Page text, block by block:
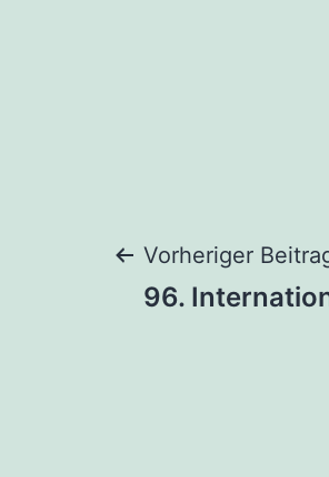
Vorheriger
96.